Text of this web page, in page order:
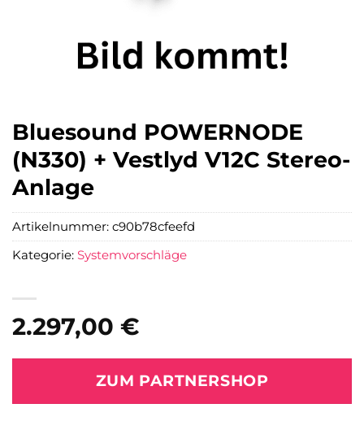
Bluesound POWERNODE
(N330) + Vestlyd V12C Stereo-
Anlage
2.297,00 €
ZUM PARTNERSHOP
Artikelnummer: c90b78cfeefd
Kategorie: Systemvorschläge